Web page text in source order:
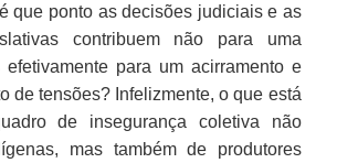
que ponto as decisões judiciais e as
contribuem não para uma
efetivamente para um acirramento e
de tensões? Infelizmente, o que está
de insegurança coletiva não
mas também de produtores